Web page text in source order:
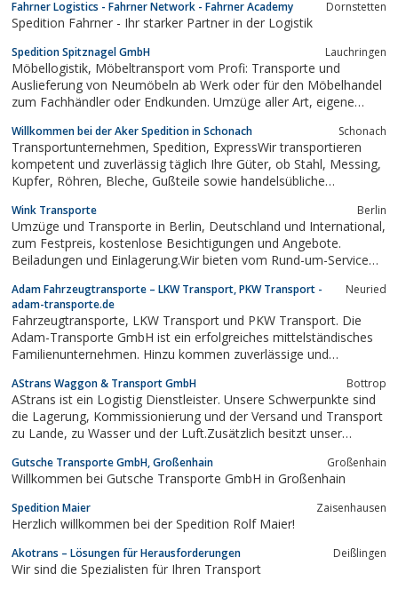
Fahrner Logistics - Fahrner Network - Fahrner Academy Dornstetten
Spedition Fahrner - Ihr starker Partner in der Logistik
Spedition Spitznagel GmbH Lauchringen
Möbellogistik, Möbeltransport vom Profi: Transporte und
Auslieferung von Neumöbeln ab Werk oder für den Möbelhandel
zum Fachhändler oder Endkunden. Umzüge aller Art, eigene
Willkommen bei der Aker Spedition in Schonach Schonach
Transportunternehmen, Spedition, ExpressWir transportieren
kompetent und zuverlässig täglich Ihre Güter, ob Stahl, Messing,
Kupfer, Röhren, Bleche, Gußteile sowie handelsübliche
zuverlässig ans Ziel.süddeutschen RaumUnser moderner
Fuhrpark besteht...
Wink Transporte Berlin
Umzüge und Transporte in Berlin, Deutschland und International,
zum Festpreis, kostenlose Besichtigungen und Angebote.
Beiladungen und Einlagerung.Wir bieten vom Rund-um-Service
Adam Fahrzeugtransporte – LKW Transport, PKW Transport -
adam-transporte.de
Neuried
Fahrzeugtransporte, LKW Transport und PKW Transport. Die
Adam-Transporte GmbH ist ein erfolgreiches mittelständisches
Familienunternehmen. Hinzu kommen zuverlässige und
Familienbetriebs schätzen und unterstützen. Hohe Qualität,
Landverkehr Deutschland, Dänemark, Norwegen,...
AStrans Waggon & Transport GmbH Bottrop
AStrans ist ein Logistig Dienstleister. Unsere Schwerpunkte sind
die Lagerung, Kommissionierung und der Versand und Transport
zu Lande, zu Wasser und der Luft.Zusätzlich besitzt unser
die Beschichtung und Reparatur von Transportgefäßen und
Behältern aller Art.
Gutsche Transporte GmbH, Großenhain Großenhain
Willkommen bei Gutsche Transporte GmbH in Großenhain
Spedition Maier Zaisenhausen
Herzlich willkommen bei der Spedition Rolf Maier!
Akotrans – Lösungen für Herausforderungen Deißlingen
Wir sind die Spezialisten für Ihren Transport